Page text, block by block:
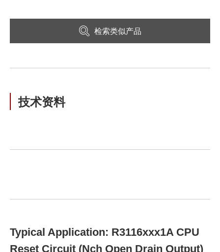
检索类似产品
技术资料
Typical Application: R3116xxx1A CPU
Reset Circuit (Nch Open Drain Output)